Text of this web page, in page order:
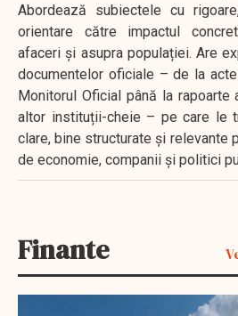
Abordează subiectele cu
orientare către impactul
afaceri și asupra populației. Are
documentelor oficiale – de la
Monitorul Oficial până la rapoarte
altor instituții-cheie – pe care le
clare, bine structurate și relevante
de economie, companii și politici
Finante